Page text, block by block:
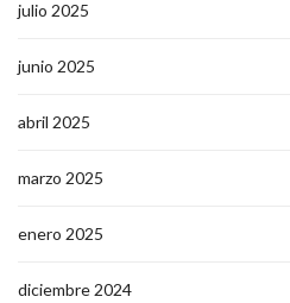
julio 2025
junio 2025
abril 2025
marzo 2025
enero 2025
diciembre 2024